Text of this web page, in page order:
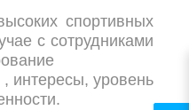
спортивных
с сотрудниками
интересы, уровень